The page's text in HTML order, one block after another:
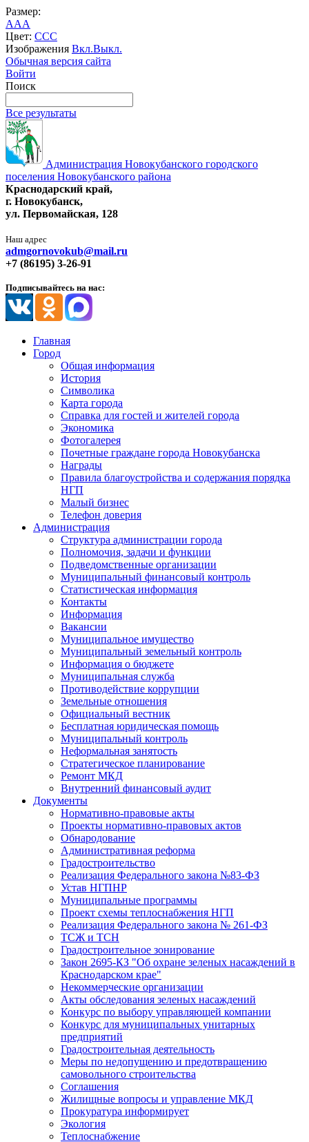
Размер:
AAA
Цвет: CCC
Изображения Вкл.Выкл.
Обычная версия сайта
Войти
Поиск
Все результаты
Администрация Новокубанского городского
поселения Новокубанского района
Краснодарский край,
г. Новокубанск,
ул. Первомайская, 128
Наш адрес
admgornovokub@mail.ru
+7 (86195) 3-26-91
Подписывайтесь на нас:
Главная
Город
Общая информация
История
Символика
Карта города
Справка для гостей и жителей города
Экономика
Фотогалерея
Почетные граждане города Новокубанска
Награды
Правила благоустройства и содержания порядка
НГП
Малый бизнес
Телефон доверия
Администрация
Структура администрации города
Полномочия, задачи и функции
Подведомственные организации
Муниципальный финансовый контроль
Статистическая информация
Контакты
Информация
Вакансии
Муниципальное имущество
Муниципальный земельный контроль
Информация о бюджете
Муниципальная служба
Противодействие коррупции
Земельные отношения
Официальный вестник
Бесплатная юридическая помощь
Муниципальный контроль
Неформальная занятость
Стратегическое планирование
Ремонт МКД
Внутренний финансовый аудит
Документы
Нормативно-правовые акты
Проекты нормативно-правовых актов
Обнародование
Административная реформа
Градостроительство
Реализация Федерального закона №83-ФЗ
Устав НГПНР
Муниципальные программы
Проект схемы теплоснабжения НГП
Реализация Федерального закона № 261-ФЗ
ТСЖ и ТСН
Градостроительное зонирование
Закон 2695-КЗ "Об охране зеленых насаждений в
Краснодарском крае"
Некоммерческие организации
Акты обследования зеленых насаждений
Конкурс по выбору управляющей компании
Конкурс для муниципальных унитарных
предприятий
Градостроительная деятельность
Меры по недопущению и предотвращению
самовольного строительства
Соглашения
Жилищные вопросы и управление МКД
Прокуратура информирует
Экология
Теплоснабжение